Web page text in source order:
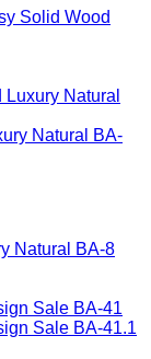
Solid Wood
Natural BA-8